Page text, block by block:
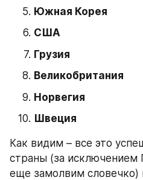
Южная Корея
США
Грузия
Великобритания
Норвегия
Швеция
Как видим – все это
страны (за исключением
еще замолвим словечко)